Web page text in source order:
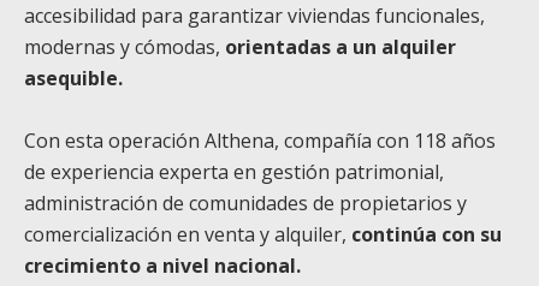
accesibilidad para garantizar viviendas funcionales,
modernas y cómodas, orientadas a un alquiler
asequible.
Con esta operación Althena, compañía con 118 años
de experiencia experta en gestión patrimonial,
administración de comunidades de propietarios y
comercialización en venta y alquiler, continúa con su
crecimiento a nivel nacional.